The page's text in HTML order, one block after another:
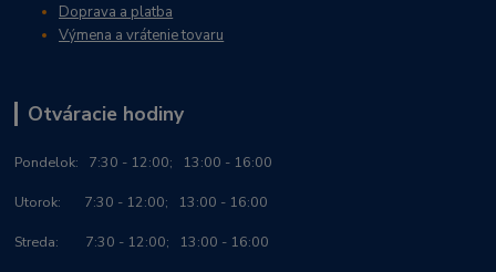
Doprava a platba
Výmena a vrátenie tovaru
Otváracie hodiny
Pondelok: 7:30 - 12:00; 13:00 - 16:00
Utorok: 7:30 - 12:00; 13:00 - 16:00
Streda: 7:30 - 12:00; 13:00 - 16:00